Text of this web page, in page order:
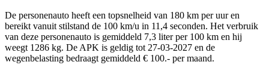
De personenauto heeft een topsnelheid van 180 km per uur en
bereikt vanuit stilstand de 100 km/u in 11,4 seconden. Het verbruik
van deze personenauto is gemiddeld 7,3 liter per 100 km en hij
weegt 1286 kg. De APK is geldig tot 27-03-2027 en de
wegenbelasting bedraagt gemiddeld € 100.- per maand.